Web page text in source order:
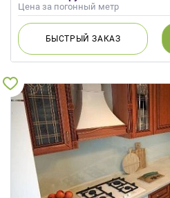
Цена за погонный метр
БЫСТРЫЙЗАКАЗ